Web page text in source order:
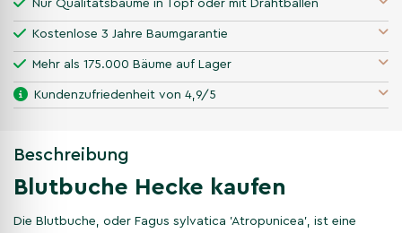
Nur Qualitätsbäume in Topf oder mit Drahtballen
Kostenlose 3 Jahre Baumgarantie
Mehr als 175.000 Bäume auf Lager
Kundenzufriedenheit von 4,9/5
Beschreibung
Blutbuche Hecke kaufen
Die Blutbuche, oder Fagus sylvatica 'Atropunicea', ist eine